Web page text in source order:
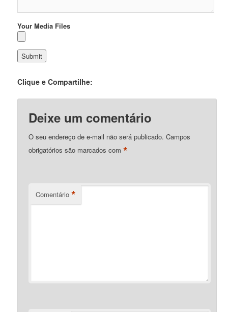
Your Media Files
Clique e Compartilhe:
Deixe um comentário
O seu endereço de e-mail não será publicado. Campos
obrigatórios são marcados com*
Comentário *